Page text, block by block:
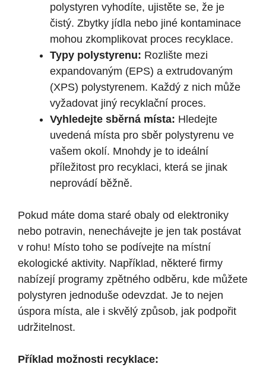
polystyren vyhodíte, ujistěte se, že je
čistý. Zbytky jídla nebo jiné kontaminace
mohou zkomplikovat proces recyklace.
Typy polystyrenu: Rozlište mezi
expandovaným (EPS) a extrudovaným
(XPS) polystyrenem. Každý z nich může
vyžadovat jiný recyklační proces.
Vyhledejte sběrná místa: Hledejte
uvedená místa pro sběr polystyrenu ve
vašem okolí. Mnohdy je to ideální
příležitost pro recyklaci, která se jinak
neprovádí běžně.
Pokud máte doma staré obaly od elektroniky
nebo potravin, nenechávejte je jen tak postávat
v rohu! Místo toho se podívejte na místní
ekologické aktivity. Například, některé firmy
nabízejí programy zpětného odběru, kde můžete
polystyren jednoduše odevzdat. Je to nejen
úspora místa, ale i skvělý způsob, jak podpořit
udržitelnost.
Příklad možnosti recyklace: